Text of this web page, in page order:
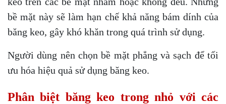
bề mặt này sẽ làm hạn chế khả năng bám dính của
băng keo, gây khó khăn trong quá trình sử dụng.
Người dùng nên chọn bề mặt phẳng và sạch để tối
ưu hóa hiệu quả sử dụng băng keo.
Phân biệt băng keo trong nhỏ với các